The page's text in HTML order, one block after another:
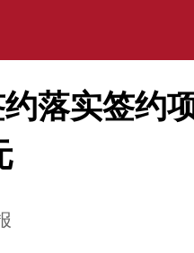
落实签约